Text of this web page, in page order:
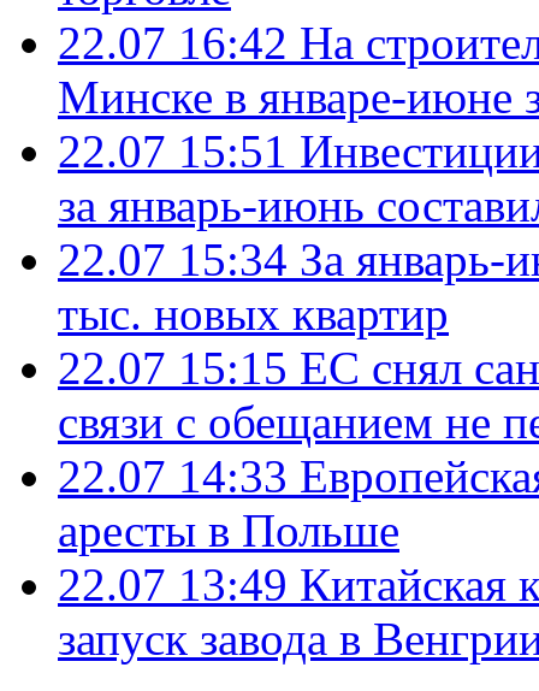
22.07 16:42 На
Минске в январе-июне
22.07 15:51
за январь-июнь
22.07 15:34 За январь-
тыс. новых квартир
22.07 15:15 ЕС снял
связи с обещанием не
22.07 14:33
аресты в Польше
22.07 13:49 Китайская
запуск завода в